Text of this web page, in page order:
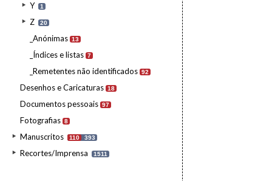
Y 1
Z 20
_Anónimas 13
_Índices e listas 7
_Remetentes não identificados 92
Desenhos e Caricaturas 18
Documentos pessoais 97
Fotografias 8
Manuscritos 110 393
Recortes/Imprensa 1511